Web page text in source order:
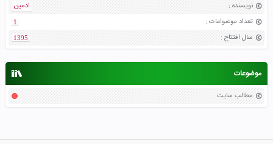
نویسنده :
ادمین
تعداد موضواعات :
1
سال افتتاح :
1395
موضوعات
مطالب سایت